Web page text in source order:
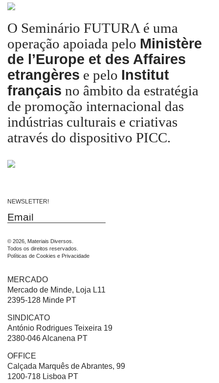
O Seminário FUTURΛ é uma
operação apoiada pelo Ministère
de l’Europe et des Affaires
etrangères e pelo Institut
français no âmbito da estratégia
de promoção internacional das
indústrias culturais e criativas
através do dispositivo PICC.
NEWSLETTER!
© 2026, Materiais Diversos.
Todos os direitos reservados.
Políticas de Cookies e Privacidade
MERCADO
Mercado de Minde, Loja L11
2395-128 Minde PT
SINDICATO
António Rodrigues Teixeira 19
2380-046 Alcanena PT
OFFICE
Calçada Marquês de Abrantes, 99
1200-718 Lisboa PT